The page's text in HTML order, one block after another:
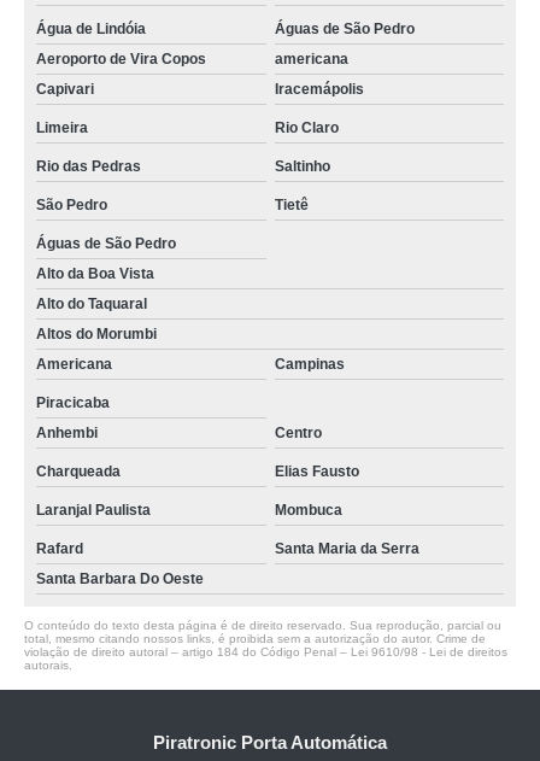
Água de Lindóia
Águas de São Pedro
Aeroporto de Vira Copos
americana
Capivari
Iracemápolis
Limeira Rio Claro
Rio das Pedras Saltinho
São Pedro Tietê
Águas de São Pedro
Alto da Boa Vista
Alto do Taquaral
Altos do Morumbi
Americana
Campinas
Piracicaba
Anhembi
Centro
Charqueada Elias Fausto
Laranjal Paulista Mombuca
Rafard
Santa Maria da Serra
Santa Barbara Do Oeste
O conteúdo do texto desta página é de direito reservado. Sua reprodução, parcial ou
total, mesmo citando nossos links, é proibida sem a autorização do autor. Crime de
violação de direito autoral – artigo 184 do Código Penal – Lei 9610/98 - Lei de direitos
autorais
Piratronic Porta Automática